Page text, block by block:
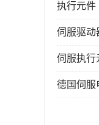
执行元件
伺服驱动
伺服执行
德国伺服